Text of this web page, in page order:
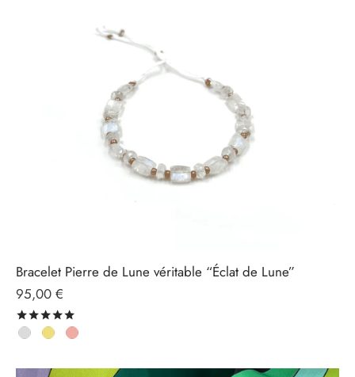
Bracelet Pierre de Lune véritable “Éclat de Lune”
95,00 €